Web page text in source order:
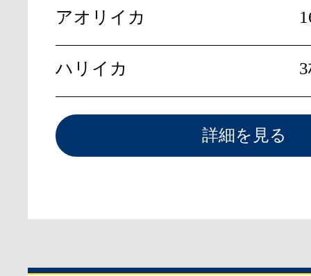
アオリイカ
ハリイカ
詳細を見る